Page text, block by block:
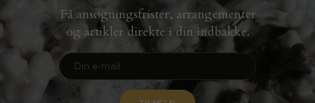
Få ansøgningsfrister, arrangementer
og artikler direkte i din indbakke.